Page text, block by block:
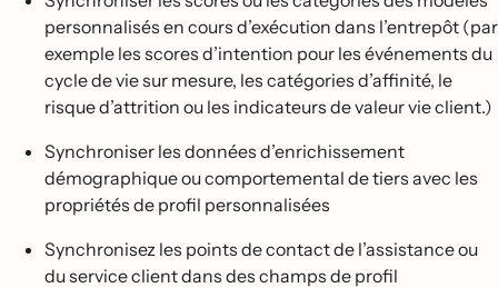
personnalisés en cours d’exécution dans l’entrepôt (par
exemple les scores d’intention pour les événements du
cycle de vie sur mesure, les catégories d’affinité, le
risque d’attrition ou les indicateurs de valeur vie client.)
Synchroniser les données d’enrichissement
démographique ou comportemental de tiers avec les
propriétés de profil personnalisées
Synchronisez les points de contact de l’assistance ou
du service client dans des champs de profil